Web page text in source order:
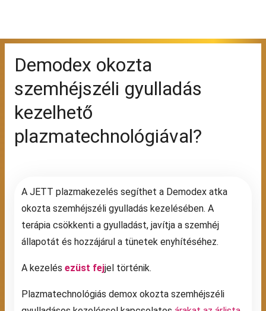
Demodex okozta
szemhéjszéli gyulladás
kezelhető
plazmatechnológiával?
A JETT plazmakezelés segíthet a Demodex atka
okozta szemhéjszéli gyulladás kezelésében. A
terápia csökkenti a gyulladást, javítja a szemhéj
állapotát és hozzájárul a tünetek enyhítéséhez.
A kezelés ezüst fejjel történik.
Plazmatechnológiás demox okozta szemhéjszéli